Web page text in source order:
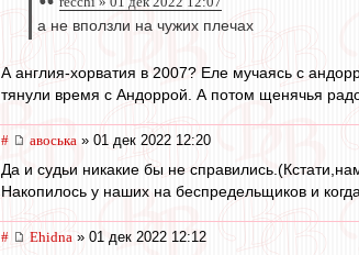
а не вползли на чужих плечах
А англия-хорватия в 2007? Еле мучаясь с
тянули время с Андоррой. А потом щенячья
# авоська » 01 дек 2022 12:20
Да и судьи никакие бы не
Накопилось у наших на беспредельщиков и
# Ehidna » 01 дек 2022 12:12